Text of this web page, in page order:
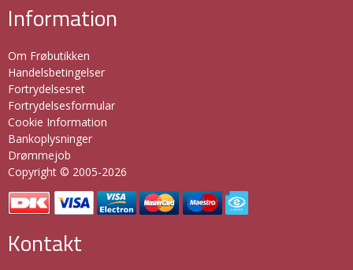
Information
Om Frøbutikken
Handelsbetingelser
Fortrydelsesret
Fortrydelsesformular
Cookie Information
Bankoplysninger
Drømmejob
Copyright © 2005-2026
Kontakt